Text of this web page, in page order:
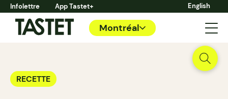
Infolettre App Tastet+ English
Montréal
RECETTE